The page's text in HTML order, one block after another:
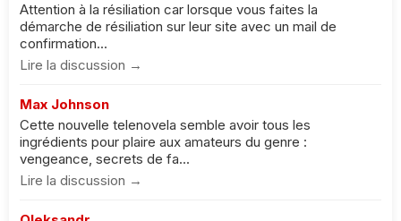
Attention à la résiliation car lorsque vous faites la
démarche de résiliation sur leur site avec un mail de
confirmation...
Lire la discussion →
Max Johnson
Cette nouvelle telenovela semble avoir tous les
ingrédients pour plaire aux amateurs du genre :
vengeance, secrets de fa...
Lire la discussion →